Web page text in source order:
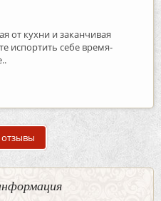
от кухни и заканчивая
испортить себе время-
отзывы